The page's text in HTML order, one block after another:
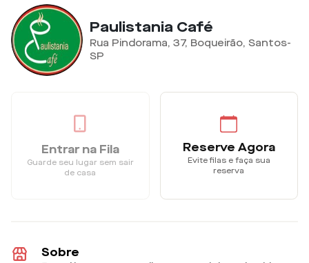
Paulistania Café
Rua Pindorama, 37, Boqueirão, Santos-
SP
Entrar na Fila
Guarde seu lugar sem sair
de casa
Reserve Agora
Evite filas e faça sua
reserva
Sobre